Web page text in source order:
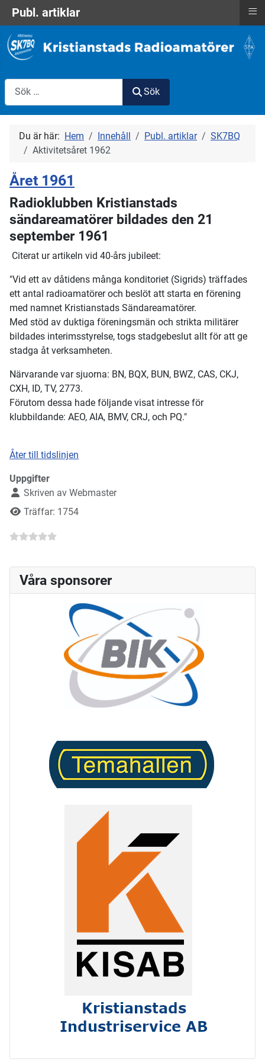
Sök
Sök
Du är här: Hem Innehåll Publ. artiklar
SK7BQ
Aktivitetsåret 1962
Året 1961
Radioklubben Kristianstads
sändareamatörer bildades den 21
september 1961
Citerat ur artikeln vid 40-års jubileet:
"Vid ett av dåtidens många konditoriet (Sigrids) träffades
ett antal radioamatörer och beslöt att starta en förening
med namnet Kristianstads Sändareamatörer.
Med stöd av duktiga föreningsmän och strikta militärer
bildades interimsstyrelse, togs stadgebeslut allt för att ge
stadga åt verksamheten.
Närvarande var sjuorna: BN, BQX, BUN, BWZ, CAS, CKJ,
CXH, ID, TV, 2773.
Förutom dessa hade följande visat intresse för
klubbildande: AEO, AIA, BMV, CRJ, och PQ."
Åter till tidslinjen
Uppgifter
Skriven av Webmaster
Träffar: 1754
Våra sponsorer
Publ. artiklar ≡